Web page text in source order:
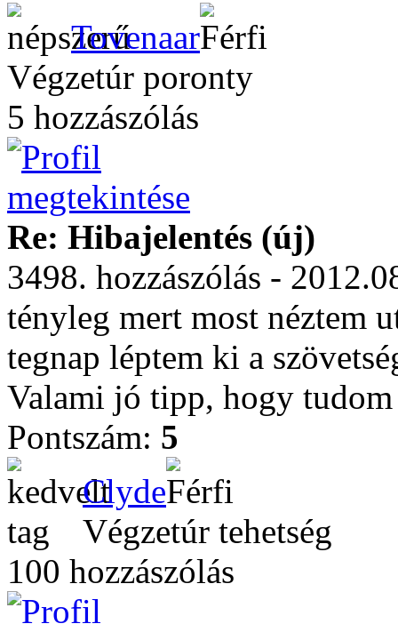
Tovenaar
Végzetúr poronty
5 hozzászólás
Re: Hibajelentés (új)
3498. hozzászólás -
tényleg mert most néztem
tegnap léptem ki a
Valami jó tipp, hogy
Pontszám: 5
Clyde
Végzetúr tehetség
100 hozzászólás